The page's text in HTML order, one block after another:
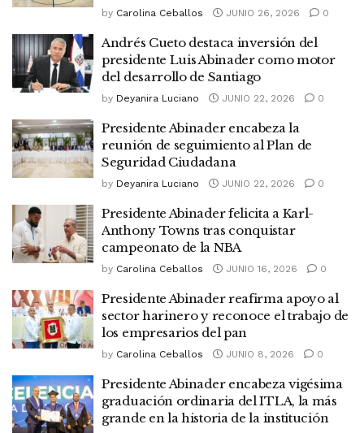
by Carolina Ceballos JUNIO 26, 2026 0
Andrés Cueto destaca inversión del
presidente Luis Abinader como motor
del desarrollo de Santiago
by Deyanira Luciano JUNIO 22, 2026 0
Presidente Abinader encabeza la
reunión de seguimiento al Plan de
Seguridad Ciudadana
by Deyanira Luciano JUNIO 22, 2026 0
Presidente Abinader felicita a Karl-
Anthony Towns tras conquistar
campeonato de la NBA
by Carolina Ceballos JUNIO 16, 2026 0
Presidente Abinader reafirma apoyo al
sector harinero y reconoce el trabajo de
los empresarios del pan
by Carolina Ceballos JUNIO 8, 2026 0
Presidente Abinader encabeza vigésima
graduación ordinaria del ITLA, la más
grande en la historia de la institución